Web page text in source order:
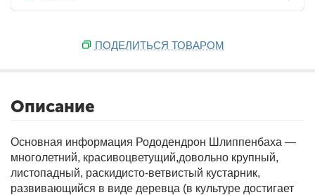
ПОДЕЛИТЬСЯ ТОВАРОМ
Описание
Основная информация Рододендрон Шлиппенбаха —
многолетний, красивоцветущий,довольно крупный,
листопадный, раскидисто-ветвистый кустарник,
развивающийся в виде деревца (в культуре достигает